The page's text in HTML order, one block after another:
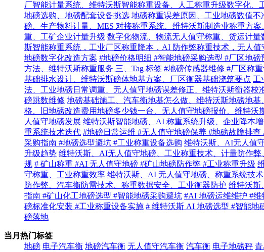
厂智能计量系统、维特沃斯智能称重设备、人工称重升级数字化、
地磅选购、地磅配套设备挑选 地磅称重误差原因、工业地磅数值
磅、生产物料计量、MES 对接称重系统、维特沃斯制造业称重方
重、工矿企业计量升级 数字化物流、物流无人值守称重、货运计
斯智能称重系统，工业厂区称重降本，AI 防作弊称重技术，无人
地磅数字化改造方案 #地磅价格明细 #智能地磅采购选型 #厂区地
方法、维特沃斯称重服务 三、Tag 标签 #地磅传感器维修 #厂区称
基础排水设计、维特沃斯磅体地基方案、厂区衡器基础浇筑要点 工
法、工业地磅日常调重、无人值守地磅误差修正、维特沃斯衡器校
磅跳数维修 地磅基础施工、汽车衡地基怎么做、维特沃斯地磅地
格、旧地磅改造费用地磅多少钱一台、无人值守地磅报价、维特沃
人值守地磅发展 维特沃斯智能地磅、AI 称重系统升级、企业降本
重系统技术迭代 #地磅日常运维 #无人值守地磅保养 #地磅故障排查
采购指南 #地磅选型避坑 #工业称重设备选购 维特沃斯、AI无人值
升级趋势 维特沃斯、AI无人值守地磅、工业称重技术、计量防作弊
规 # 矿山称重 #AI 无人值守地磅 #矿山地磅防作弊 #工业称重升级
守称重、工业称重效率 维特沃斯、AI 无人值守地磅、称重系统技
防作弊、汽车衡防雷技术、称重数据安全、工业衡器防护 维特沃斯
指南 #矿山化工地磅选型 #智能地磅采购避坑 #AI 地磅运维维护 #
磅标准化安装 #工业称重设备实施 # 维特沃斯 AI 地磅选型 #智能地
磅落地
当月热门标签
地磅 电子汽车衡 地磅汽车衡 无人值守汽车衡 汽车衡 电子地磅秤